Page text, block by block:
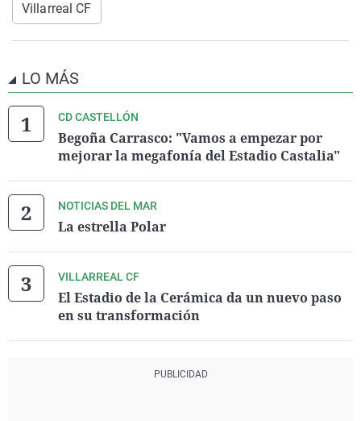
Villarreal CF
LO MÁS
CD CASTELLÓN
Begoña Carrasco: "Vamos a empezar por
mejorar la megafonía del Estadio Castalia"
NOTICIAS DEL MAR
La estrella Polar
VILLARREAL CF
El Estadio de la Cerámica da un nuevo paso
en su transformación